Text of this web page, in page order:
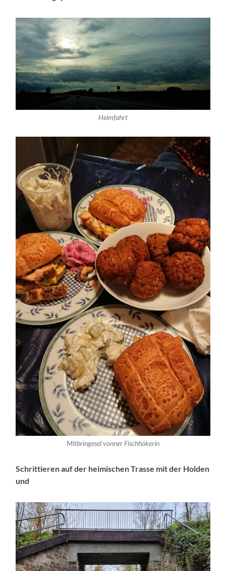
Heimfahrt
Mitbringesel vonner Fischhökerin
Schrittieren auf der heimischen Trasse mit der Holden
und